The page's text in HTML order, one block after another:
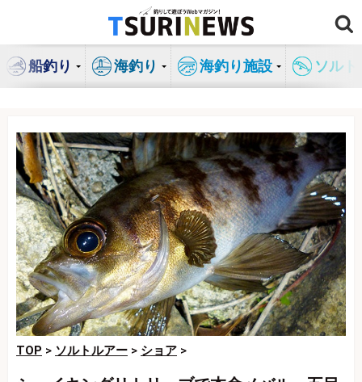
ン
船釣り 海釣り 海釣り施設 ソル
TOP > ソルトルアー > ショア >